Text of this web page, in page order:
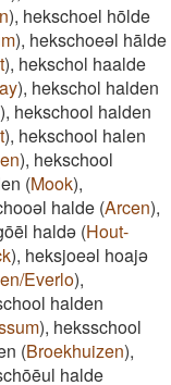
), hekschoel hōlde
), hekschoeəl hālde
), hekschol haalde
), hekschol halden
), hekschool halden
), hekschool halen
), hekschool
(Mook),
halde (Arcen),
haldə (Hout-
), heksjoeəl hoajə
Everlo),
halden
), heksschool
(Broekhuizen),
halde